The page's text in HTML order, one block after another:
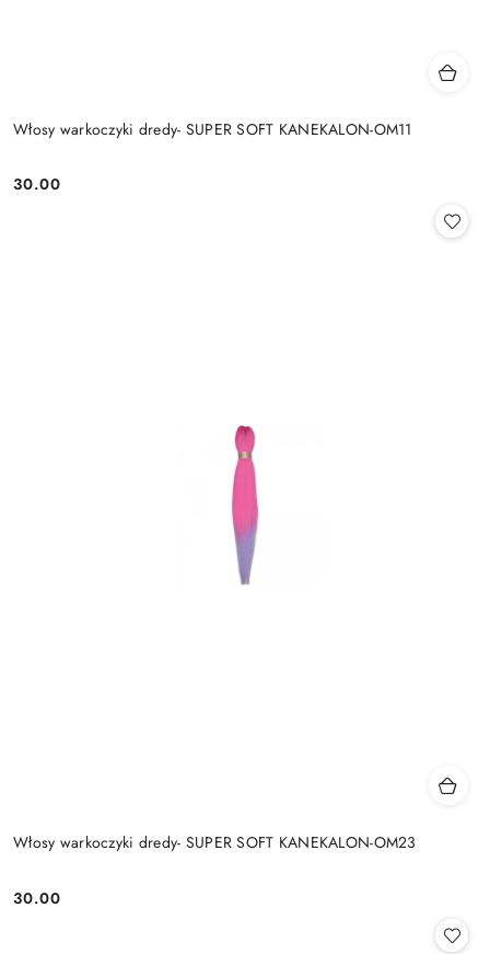
Włosy warkoczyki dredy- SUPER SOFT KANEKALON-OM11
Cena:
30.00
Włosy warkoczyki dredy- SUPER SOFT KANEKALON-OM23
Cena:
30.00